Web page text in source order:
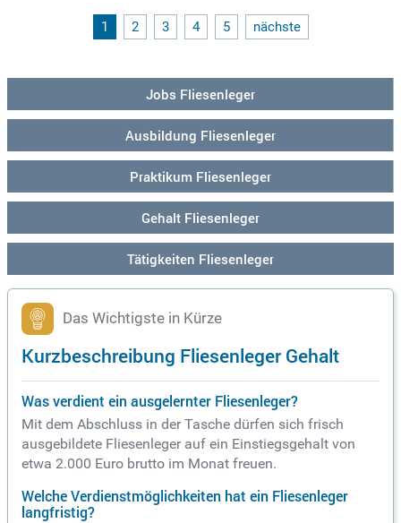
g, Zuschüsse zum hvv Deutschlandticket und Zugang zu übe
r 4000 Fitnessangeboten. Werden Sie Teil eines diversen Un
1 2 3 4 5 nächste
Jobs Fliesenleger
Ausbildung Fliesenleger
Praktikum Fliesenleger
Gehalt Fliesenleger
Tätigkeiten Fliesenleger
Das Wichtigste in Kürze
Kurzbeschreibung Fliesenleger Gehalt
Was verdient ein ausgelernter Fliesenleger?
Mit dem Abschluss in der Tasche dürfen sich frisch
ausgebildete Fliesenleger auf ein Einstiegsgehalt von
etwa 2.000 Euro brutto im Monat freuen.
Welche Verdienstmöglichkeiten hat ein Fliesenleger
langfristig?